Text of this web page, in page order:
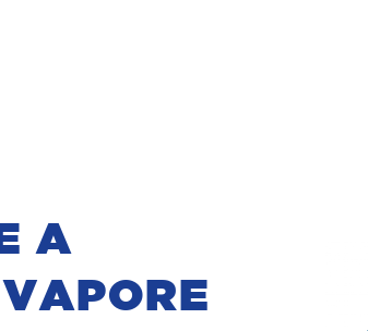
A